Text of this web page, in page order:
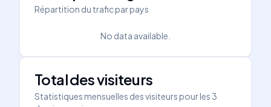
Répartition du trafic par pays
No data available.
Total des visiteurs
Statistiques mensuelles des visiteurs pour les 3